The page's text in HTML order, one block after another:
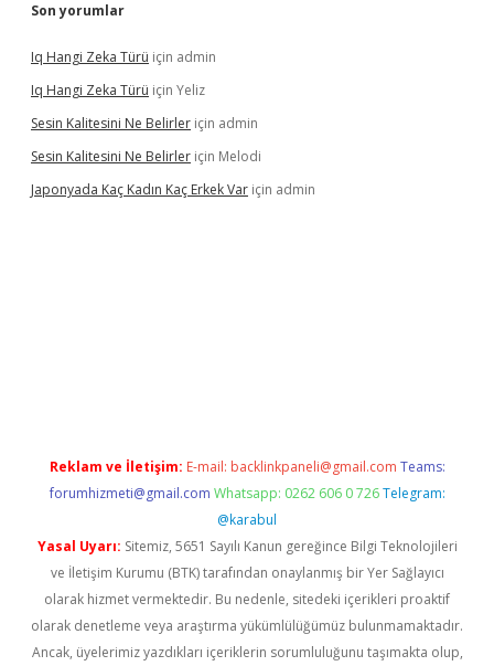
Son yorumlar
Iq Hangi Zeka Türü için admin
Iq Hangi Zeka Türü için Yeliz
Sesin Kalitesini Ne Belirler için admin
Sesin Kalitesini Ne Belirler için Melodi
Japonyada Kaç Kadın Kaç Erkek Var için admin
Reklam ve İletişim: E-mail: backlinkpaneli@gmail.com Teams:
forumhizmeti@gmail.com Whatsapp: 0262 606 0 726 Telegram:
@karabul
Yasal Uyarı: Sitemiz, 5651 Sayılı Kanun gereğince Bilgi Teknolojileri
ve İletişim Kurumu (BTK) tarafından onaylanmış bir Yer Sağlayıcı
olarak hizmet vermektedir. Bu nedenle, sitedeki içerikleri proaktif
olarak denetleme veya araştırma yükümlülüğümüz bulunmamaktadır.
Ancak, üyelerimiz yazdıkları içeriklerin sorumluluğunu taşımakta olup,